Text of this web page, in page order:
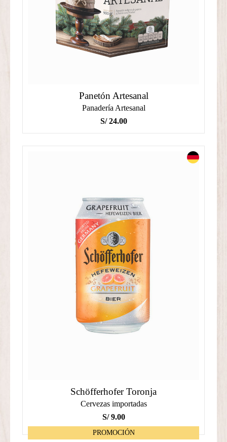
Panetón Artesanal
Panadería Artesanal
S/24.00
Schöfferhofer Toronja
Cervezas importadas
S/9.00
PROMOCIÓN